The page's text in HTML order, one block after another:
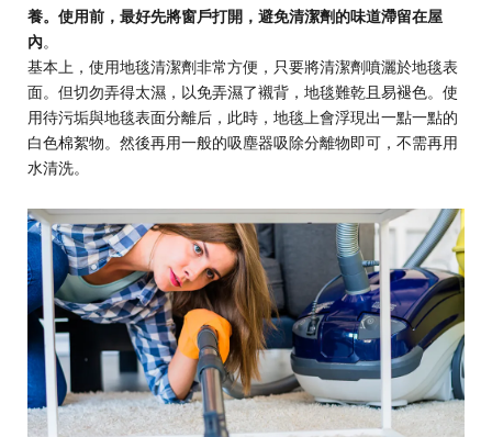
養。使用前，最好先將窗戶打開，避免清潔劑的味道滯留在屋
內。
基本上，使用地毯清潔劑非常方便，只要將清潔劑噴灑於地毯表
面。但切勿弄得太濕，以免弄濕了襯背，地毯難乾且易褪色。使
用待污垢與地毯表面分離后，此時，地毯上會浮現出一點一點的
白色棉絮物。然後再用一般的吸塵器吸除分離物即可，不需再用
水清洗。